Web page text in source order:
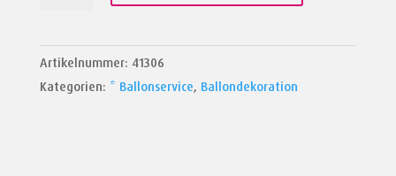
Artikelnummer: 41306
Kategorien: * Ballonservice, Ballondekoration